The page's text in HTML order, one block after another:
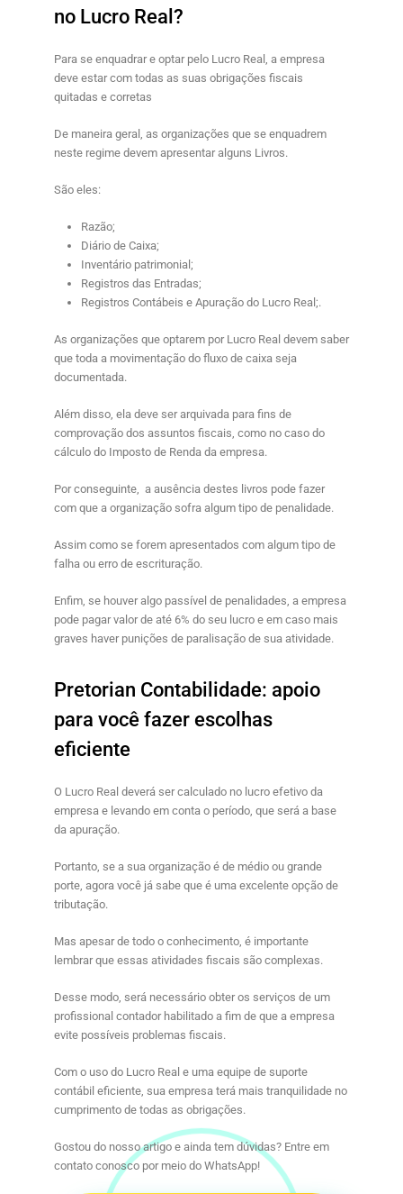
no Lucro Real?
Para se enquadrar e optar pelo Lucro Real, a empresa
deve estar com todas as suas obrigações fiscais
quitadas e corretas
De maneira geral, as organizações que se enquadrem
neste regime devem apresentar alguns Livros.
São eles:
Razão;
Diário de Caixa;
Inventário patrimonial;
Registros das Entradas;
Registros Contábeis e Apuração do Lucro Real;.
As organizações que optarem por Lucro Real devem saber
que toda a movimentação do fluxo de caixa seja
documentada.
Além disso, ela deve ser arquivada para fins de
comprovação dos assuntos fiscais, como no caso do
cálculo do Imposto de Renda da empresa.
Por conseguinte, a ausência destes livros pode fazer
com que a organização sofra algum tipo de penalidade.
Assim como se forem apresentados com algum tipo de
falha ou erro de escrituração.
Enfim, se houver algo passível de penalidades, a empresa
pode pagar valor de até 6% do seu lucro e em caso mais
graves haver punições de paralisação de sua atividade.
Pretorian Contabilidade: apoio
para você fazer escolhas
eficiente
O Lucro Real deverá ser calculado no lucro efetivo da
empresa e levando em conta o período, que será a base
da apuração.
Portanto, se a sua organização é de médio ou grande
porte, agora você já sabe que é uma excelente opção de
tributação.
Mas apesar de todo o conhecimento, é importante
lembrar que essas atividades fiscais são complexas.
Desse modo, será necessário obter os serviços de um
profissional contador habilitado a fim de que a empresa
evite possíveis problemas fiscais.
Com o uso do Lucro Real e uma equipe de suporte
contábil eficiente, sua empresa terá mais tranquilidade no
cumprimento de todas as obrigações.
Gostou do nosso artigo e ainda tem dúvidas? Entre em
contato conosco por meio do WhatsApp!